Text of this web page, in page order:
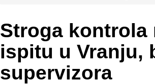
Stroga kontrola
ispitu u Vranju,
supervizora